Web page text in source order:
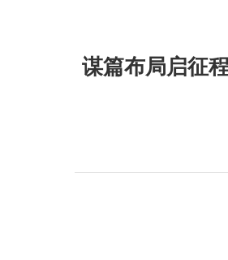
谋篇布局启征